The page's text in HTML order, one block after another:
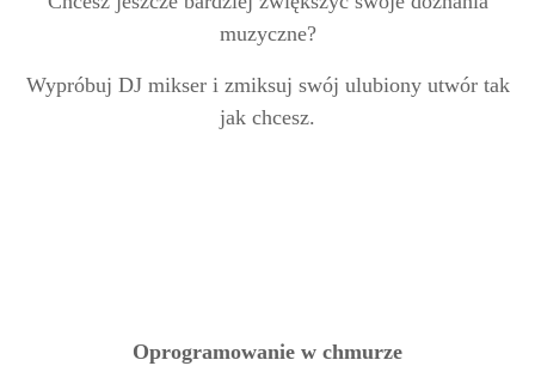
muzyczne?
Wypróbuj DJ mikser i zmiksuj swój ulubiony utwór tak
jak chcesz.
Oprogramowanie w chmurze